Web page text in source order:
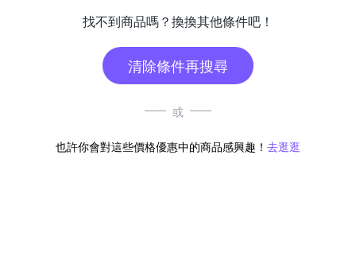
找不到商品嗎？換換其他條件吧！
清除條件再搜尋
或
也許你會對這些價格優惠中的商品感興趣！ 去逛逛